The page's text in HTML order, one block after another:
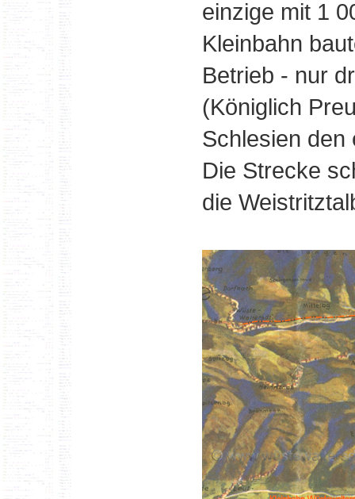
einzige mit 1
Kleinbahn
Betrieb - nur
(Königlich
Schlesien den
Die Strecke
die